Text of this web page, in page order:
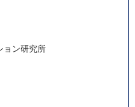
ョン研究所